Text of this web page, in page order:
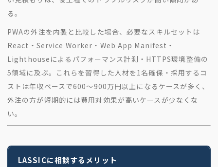
る。
PWAの外注を内製と比較した場合、必要なスキルセットは
React・Service Worker・Web App Manifest・
Lighthouseによるパフォーマンス計測・HTTPS環境整備の
5領域に及ぶ。これらを習得した人材を1名確保・採用するコ
ストは年収ベースで600〜900万円以上になるケースが多く、
外注の方が短期的には費用対効果が高いケースが少なくな
い。
LASSICに相談するメリット